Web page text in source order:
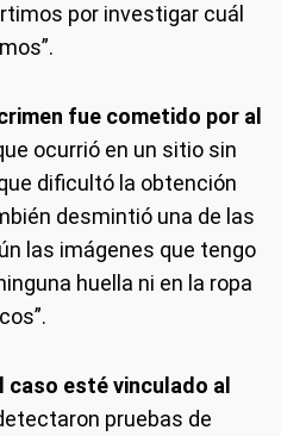
por investigar cuál
fue cometido por al
ocurrió en un sitio sin
dificultó la obtención
desmintió una de las
las imágenes que tengo
huella ni en la ropa
caso esté vinculado al
pruebas de